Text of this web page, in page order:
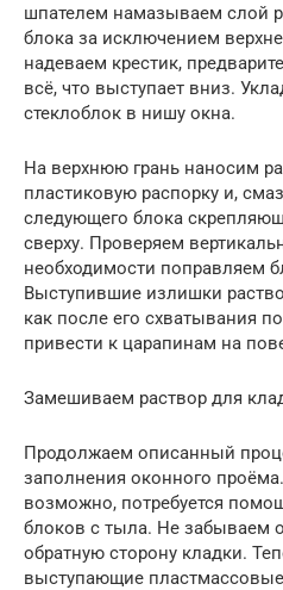
шпателем намазываем слой
блока за исключением
надеваем крестик,
всё, что выступает вниз.
стеклоблок в нишу окна.
На верхнюю грань наносим
пластиковую распорку и,
следующего блока
сверху. Проверяем
необходимости поправляем
Выступившие излишки
как после его схватывания
привести к царапинам на
Замешиваем раствор для
Продолжаем описанный
заполнения оконного
возможно, потребуется
блоков с тыла. Не забываем
обратную сторону кладки.
выступающие